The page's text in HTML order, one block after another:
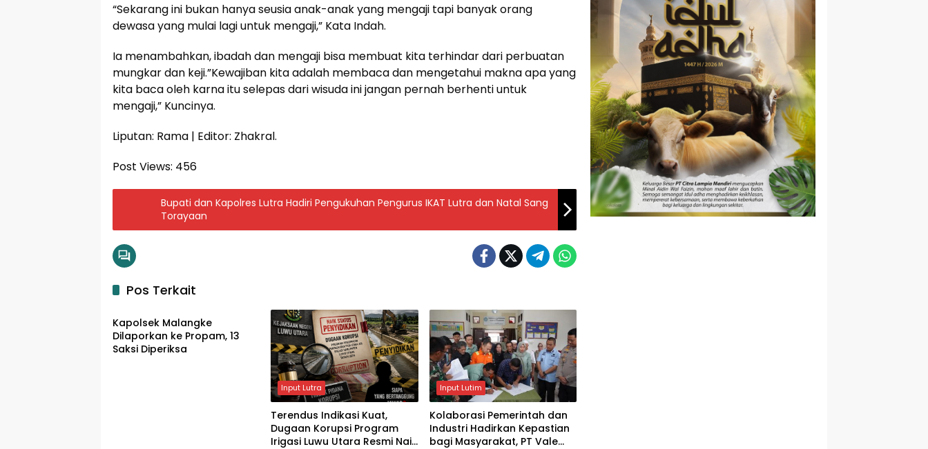
“Sekarang ini bukan hanya seusia anak-anak yang mengaji tapi banyak orang
dewasa yang mulai lagi untuk mengaji,” Kata Indah.
Ia menambahkan, ibadah dan mengaji bisa membuat kita terhindar dari perbuatan
mungkar dan keji.”Kewajiban kita adalah membaca dan mengetahui makna apa yang
kita baca oleh karna itu selepas dari wisuda ini jangan pernah berhenti untuk
mengaji,” Kuncinya.
Liputan: Rama | Editor: Zhakral.
Post Views: 456
Bupati dan Kapolres Lutra Hadiri Pengukuhan Pengurus IKAT Lutra dan Natal Sang
Torayaan
Pos Terkait
Input Lutra
Kapolsek Malangke
Dilaporkan ke Propam, 13
Saksi Diperiksa
Input Lutra
Terendus Indikasi Kuat,
Dugaan Korupsi Program
Irigasi Luwu Utara Resmi Naik
Input Lutim
Kolaborasi Pemerintah dan
Industri Hadirkan Kepastian
bagi Masyarakat, PT Vale